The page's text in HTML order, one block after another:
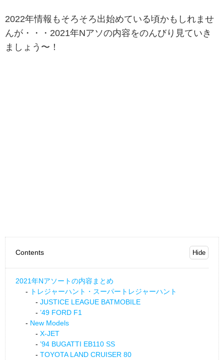
2022年情報もそろそろ出始めている頃かもしれませ
んが・・・2021年Nアソの内容をのんびり見ていき
ましょう〜！
Contents
2021年Nアソートの内容まとめ
トレジャーハント・スーパートレジャーハント
JUSTICE LEAGUE BATMOBILE
’49 FORD F1
New Models
X-JET
’94 BUGATTI EB110 SS
TOYOTA LAND CRUISER 80